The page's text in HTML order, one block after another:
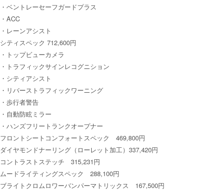
・ベントレーセーフガードプラス
・ACC
・レーンアシスト
シティスペック 712,600円
・トップビューカメラ
・トラフィックサインレコグニション
・シティアシスト
・リバーストラフィックワーニング
・歩行者警告
・自動防眩ミラー
・ハンズフリートランクオープナー
フロントシートコンフォートスペック 469,800円
ダイヤモンドナーリング（ローレット加工）337,420円
コントラストステッチ 315,231円
ムードライティングスペック 288,100円
ブライトクロムロワーバンパーマトリックス 167,500円